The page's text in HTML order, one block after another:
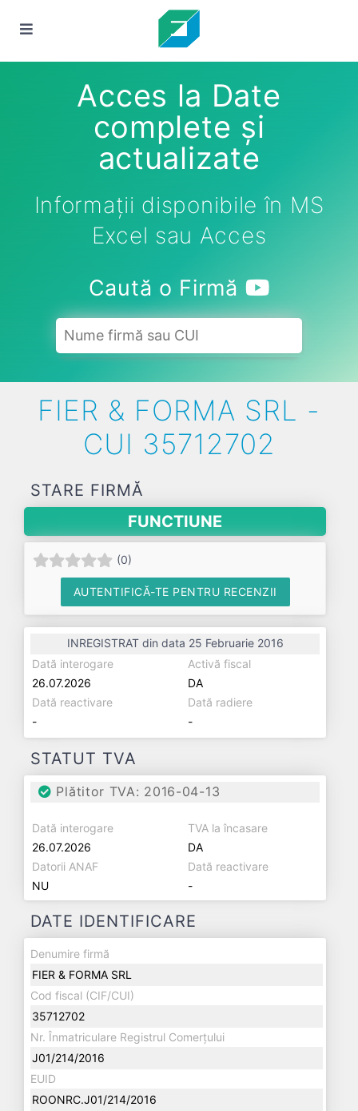
Acces la Date
complete și
actualizate
Informații disponibile în MS
Excel sau Acces
Caută o Firmă
FIER & FORMA SRL -
CUI 35712702
STARE FIRMĂ
FUNCTIUNE
(0)
AUTENTIFICĂ-TE PENTRU RECENZII
INREGISTRAT din data 25 Februarie 2016
Dată interogare
26.07.2026
Activă fiscal
DA
Dată reactivare
-
Dată radiere
-
STATUT TVA
Plătitor TVA: 2016-04-13
Dată interogare
26.07.2026
TVA la încasare
DA
Datorii ANAF
NU
Dată reactivare
-
DATE IDENTIFICARE
Denumire firmă
FIER & FORMA SRL
Cod fiscal (CIF/CUI)
35712702
Nr. Înmatriculare Registrul Comerțului
J01/214/2016
EUID
ROONRC.J01/214/2016